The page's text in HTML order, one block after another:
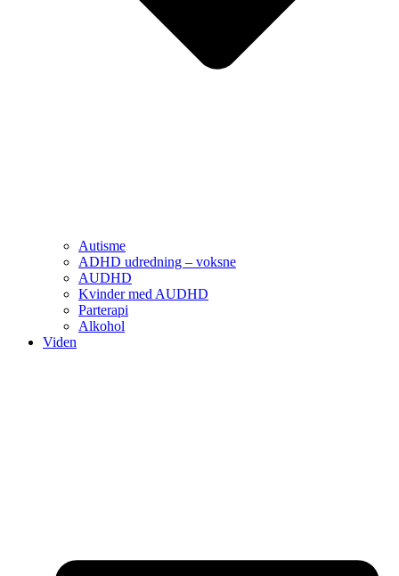
Autisme
ADHD udredning – voksne
AUDHD
Kvinder med AUDHD
Parterapi
Alkohol
Viden